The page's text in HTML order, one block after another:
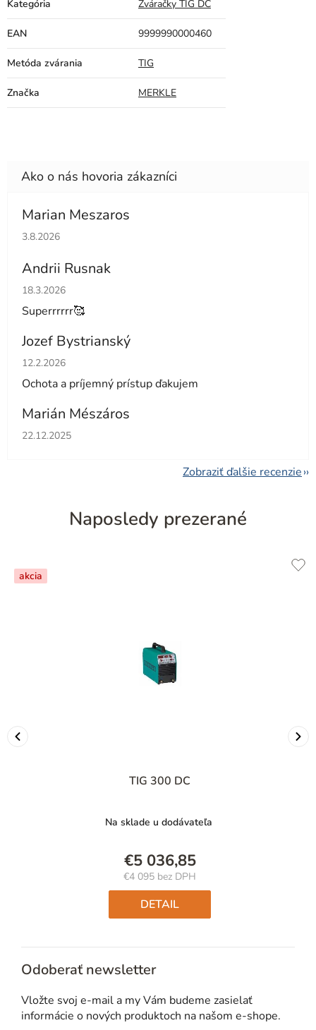
Kategória Zváračky TIG DC
EAN 9999990000460
Metóda zvárania TIG
Značka MERKLE
Marian Meszaros
Hodnotenie obchodu je 5 z 5 hviezdičiek.
3.8.2026
Andrii Rusnak
Hodnotenie obchodu je 5 z 5 hviezdičiek.
18.3.2026
Superrrrrr🥰
Jozef Bystrianský
Hodnotenie obchodu je 5 z 5 hviezdičiek.
12.2.2026
Ochota a príjemný prístup ďakujem
Marián Mészáros
Hodnotenie obchodu je 5 z 5 hviezdičiek.
22.12.2025
Zobraziť ďalšie recenzie
Naposledy prezerané
akcia
TIG 300 DC
Na sklade u dodávateľa
€5 036,85
€4 095 bez DPH
Jednotková
cena:
DETAIL
Odoberať newsletter
Vložte svoj e-mail a my Vám budeme zasielať
informácie o nových produktoch na našom e-shope.